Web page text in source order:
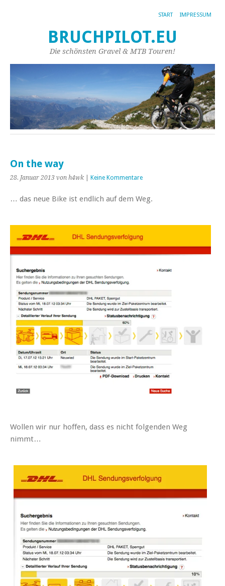
START IMPRESSUM
BRUCHPILOT.EU
Die schönsten Gravel & MTB Touren!
On the way
28. Januar 2013 von h4wk Keine Kommentare
… das neue Bike ist endlich auf dem Weg.
Wollen wir nur hoffen, dass es nicht folgenden Weg
nimmt…